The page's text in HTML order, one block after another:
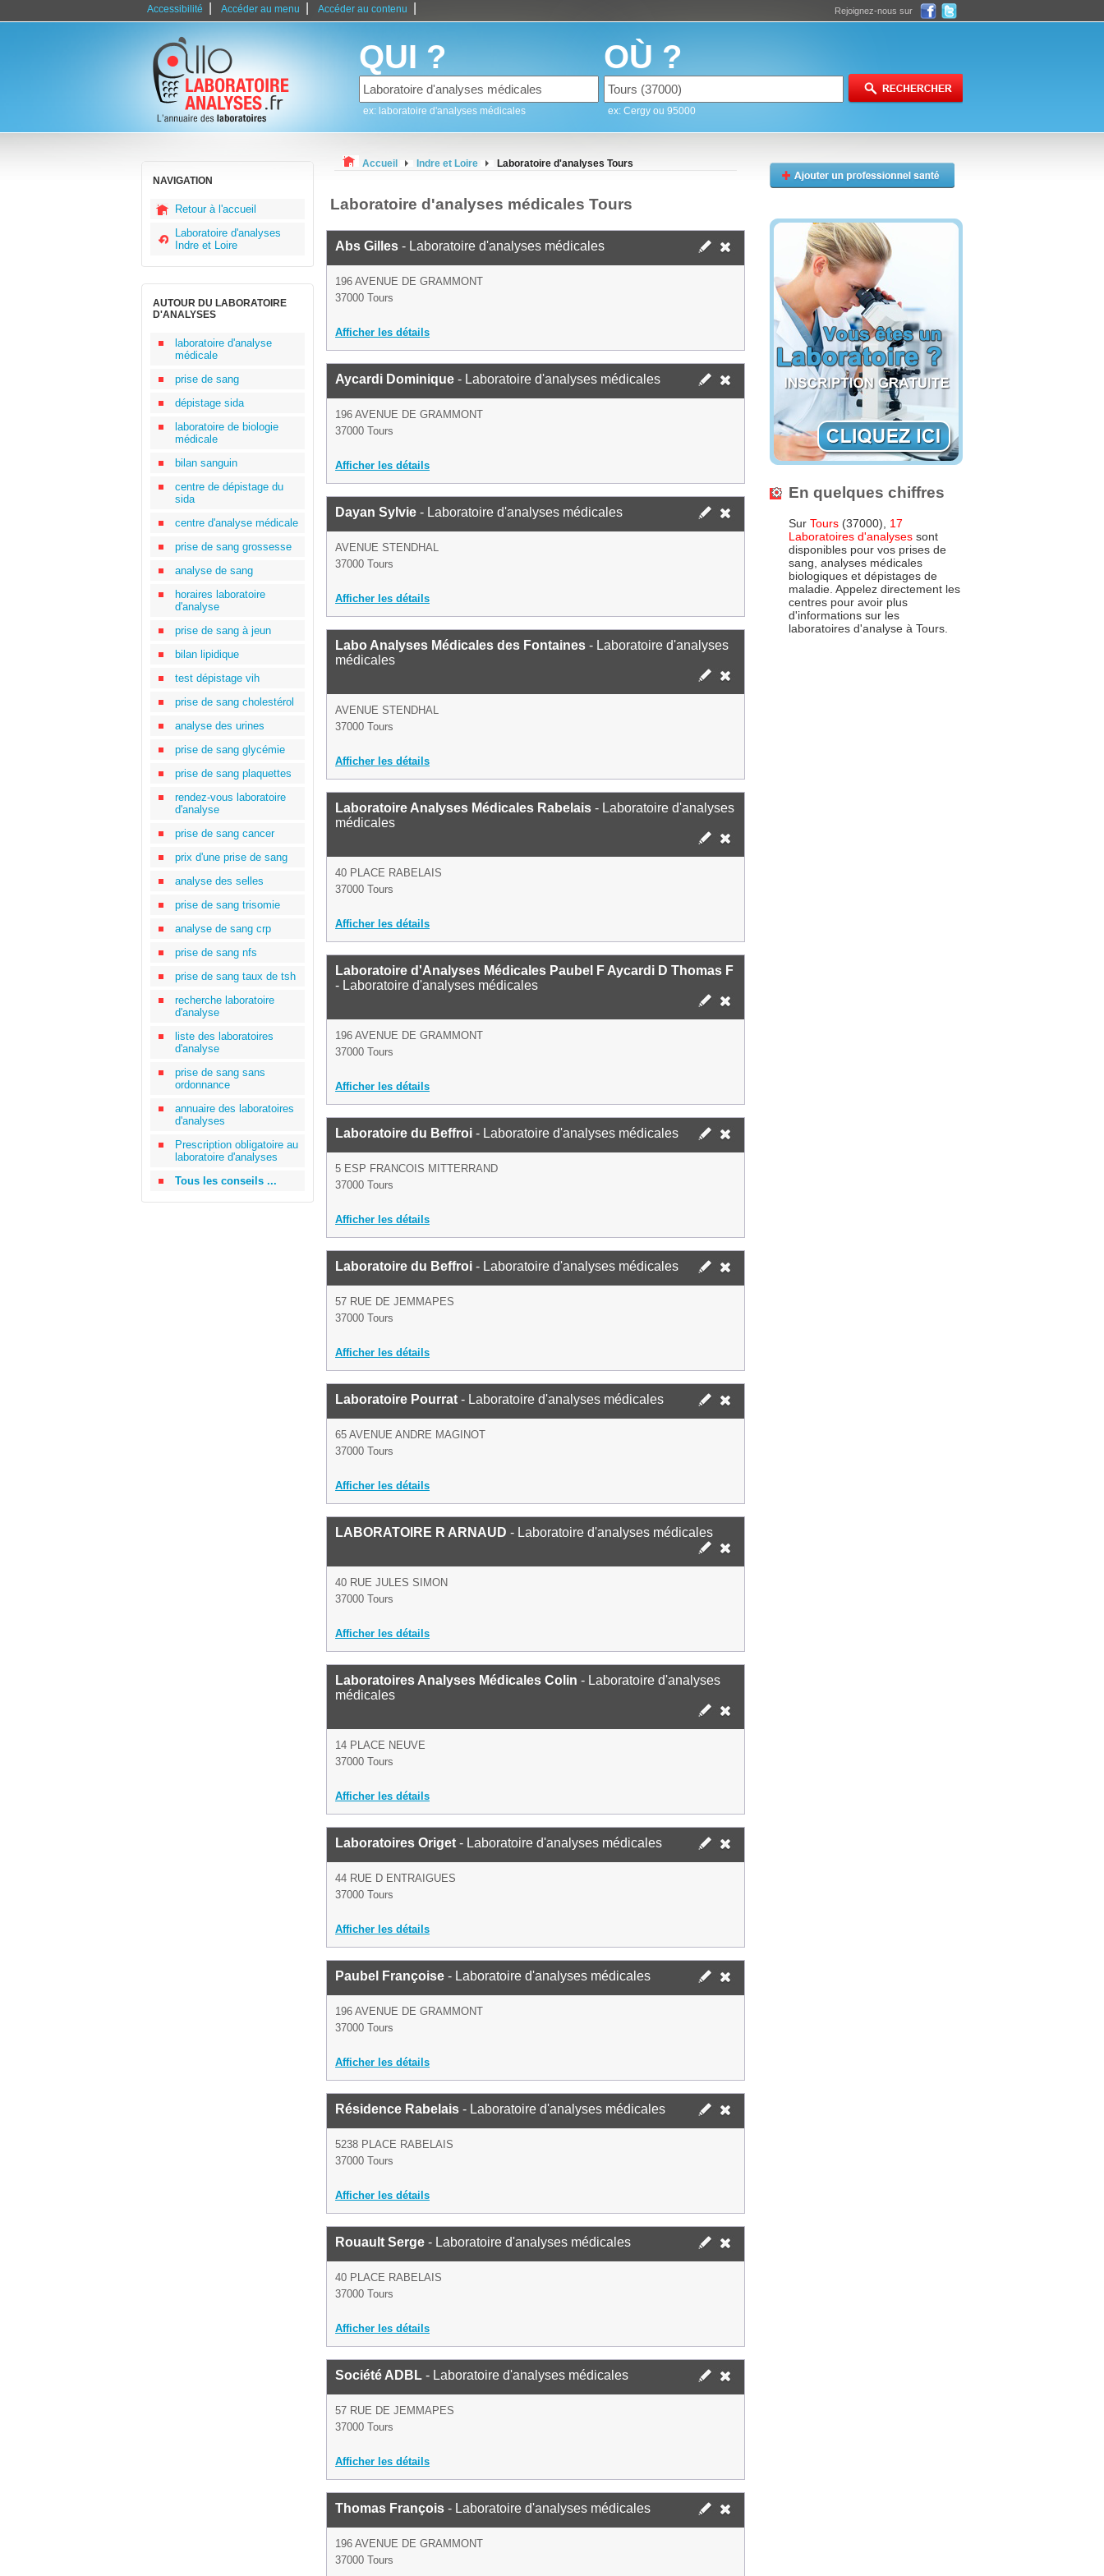
Accessibilité Accéder au menu Accéder au contenu Rejoignez-nous sur
QUI ?
ex: laboratoire d'analyses médicales
OÙ ?
ex: Cergy ou 95000
NAVIGATION
Retour à l'accueil
Laboratoire d'analyses
Indre et Loire
AUTOUR DU LABORATOIRE
D'ANALYSES
laboratoire d'analyse
médicale
prise de sang
dépistage sida
laboratoire de biologie
médicale
bilan sanguin
centre de dépistage du
sida
centre d'analyse médicale
prise de sang grossesse
analyse de sang
horaires laboratoire
d'analyse
prise de sang à jeun
bilan lipidique
test dépistage vih
prise de sang cholestérol
analyse des urines
prise de sang glycémie
prise de sang plaquettes
rendez-vous laboratoire
d'analyse
prise de sang cancer
prix d'une prise de sang
analyse des selles
prise de sang trisomie
analyse de sang crp
prise de sang nfs
prise de sang taux de tsh
recherche laboratoire
d'analyse
liste des laboratoires
d'analyse
prise de sang sans
ordonnance
annuaire des laboratoires
d'analyses
Prescription obligatoire au
laboratoire d'analyses
Tous les conseils ...
Accueil Indre et Loire Laboratoire d'analyses Tours
Laboratoire d'analyses médicales Tours
Abs Gilles - Laboratoire d'analyses médicales
196 AVENUE DE GRAMMONT
37000 Tours
Afficher les détails
Aycardi Dominique - Laboratoire d'analyses médicales
196 AVENUE DE GRAMMONT
37000 Tours
Afficher les détails
Dayan Sylvie - Laboratoire d'analyses médicales
AVENUE STENDHAL
37000 Tours
Afficher les détails
Labo Analyses Médicales des Fontaines - Laboratoire d'analyses
médicales
AVENUE STENDHAL
37000 Tours
Afficher les détails
Laboratoire Analyses Médicales Rabelais - Laboratoire d'analyses
médicales
40 PLACE RABELAIS
37000 Tours
Afficher les détails
Laboratoire d'Analyses Médicales Paubel F Aycardi D Thomas F
- Laboratoire d'analyses médicales
196 AVENUE DE GRAMMONT
37000 Tours
Afficher les détails
Laboratoire du Beffroi - Laboratoire d'analyses médicales
5 ESP FRANCOIS MITTERRAND
37000 Tours
Afficher les détails
Laboratoire du Beffroi - Laboratoire d'analyses médicales
57 RUE DE JEMMAPES
37000 Tours
Afficher les détails
Laboratoire Pourrat - Laboratoire d'analyses médicales
65 AVENUE ANDRE MAGINOT
37000 Tours
Afficher les détails
LABORATOIRE R ARNAUD - Laboratoire d'analyses médicales
40 RUE JULES SIMON
37000 Tours
Afficher les détails
Laboratoires Analyses Médicales Colin - Laboratoire d'analyses
médicales
14 PLACE NEUVE
37000 Tours
Afficher les détails
Laboratoires Origet - Laboratoire d'analyses médicales
44 RUE D ENTRAIGUES
37000 Tours
Afficher les détails
Paubel Françoise - Laboratoire d'analyses médicales
196 AVENUE DE GRAMMONT
37000 Tours
Afficher les détails
Résidence Rabelais - Laboratoire d'analyses médicales
5238 PLACE RABELAIS
37000 Tours
Afficher les détails
Rouault Serge - Laboratoire d'analyses médicales
40 PLACE RABELAIS
37000 Tours
Afficher les détails
Société ADBL - Laboratoire d'analyses médicales
57 RUE DE JEMMAPES
37000 Tours
Afficher les détails
Thomas François - Laboratoire d'analyses médicales
196 AVENUE DE GRAMMONT
37000 Tours
En quelques chiffres
Sur Tours (37000), 17
Laboratoires d'analyses sont
disponibles pour vos prises de
sang, analyses médicales
biologiques et dépistages de
maladie. Appelez directement les
centres pour avoir plus
d'informations sur les
laboratoires d'analyse à Tours.